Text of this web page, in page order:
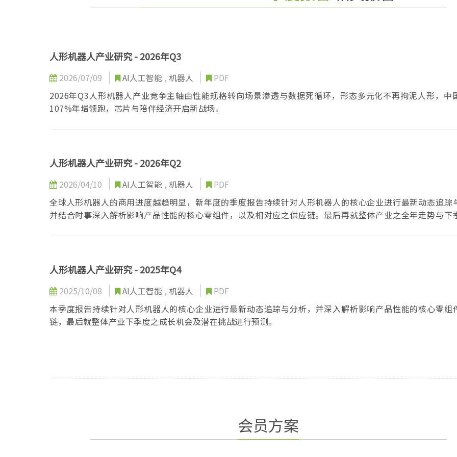
人形机器人产业研究 - 2026年Q3
2026/07/09 AI人工智能 , 机器人
PDF
2026年Q3人形机器人产业竞争主轴由性能规格转向场景渗透与数据死循环，形态多元化不再拘泥人形，中
107%年增领跑，芯片与陪伴经济开启新战场。
人形机器人产业研究 - 2026年Q2
2026/04/10 AI人工智能 , 机器人
PDF
全球人形机器人的商用进度越趋明显，新年度的季度报告持续针对人形机器人的核心企业进行最新动态追踪
并结合时事深入解析影响产品性能的核心零组件，以及相对应之供应链。最后再就整体产业之全年走势与下
人形机器人产业研究 - 2025年Q4
2025/10/08 AI人工智能 , 机器人
PDF
本季度报告持续针对人形机器人的核心企业进行最新动态追踪与分析，并深入解析影响产品性能的核心零组
链，最后就整体产业下季度之成长机会及潜在挑战进行预测。
会员方案